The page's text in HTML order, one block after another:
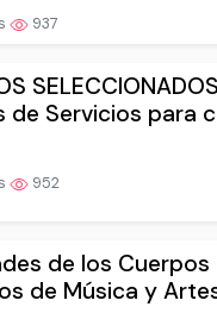
937
de Servicios para
952
de los
de Música y